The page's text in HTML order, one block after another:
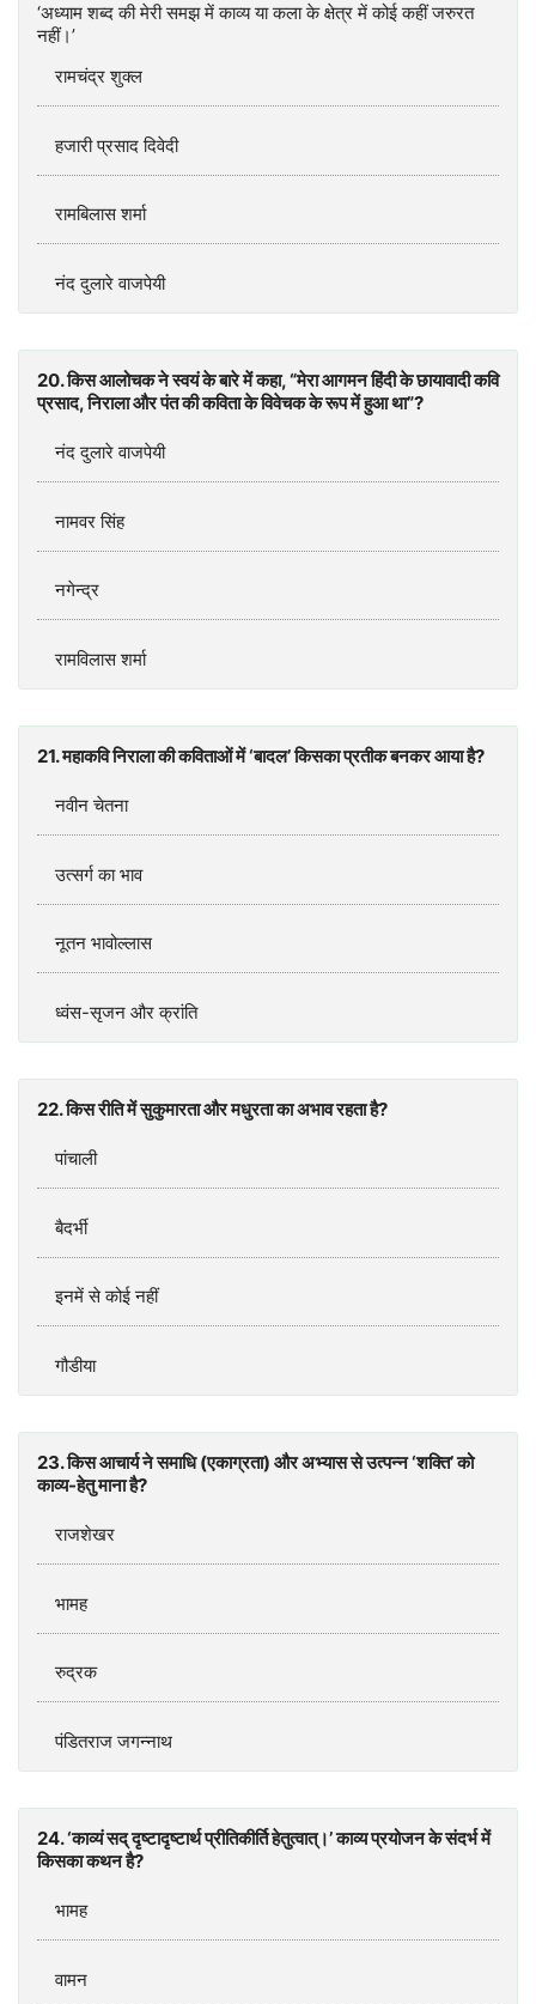
‘अध्याम शब्द की मेरी समझ में काव्य या कला के क्षेत्र में कोई कहीं जरुरत
नहीं।’
रामचंद्र शुक्ल
हजारी प्रसाद दिवेदी
रामबिलास शर्मा
नंद दुलारे वाजपेयी
20. किस आलोचक ने स्वयं के बारे में कहा, “मेरा आगमन हिंदी के छायावादी कवि
प्रसाद, निराला और पंत की कविता के विवेचक के रूप में हुआ था”?
नंद दुलारे वाजपेयी
नामवर सिंह
नगेन्द्र
रामविलास शर्मा
21. महाकवि निराला की कविताओं में ‘बादल’ किसका प्रतीक बनकर आया है?
नवीन चेतना
उत्सर्ग का भाव
नूतन भावोल्लास
ध्वंस-सृजन और क्रांति
22. किस रीति में सुकुमारता और मधुरता का अभाव रहता है?
पांचाली
बैदर्भी
इनमें से कोई नहीं
गौडीया
23. किस आचार्य ने समाधि (एकाग्रता) और अभ्यास से उत्पन्न ‘शक्ति’ को
काव्य-हेतु माना है?
राजशेखर
भामह
रुद्रक
पंडितराज जगन्नाथ
24. ‘काव्यं सद्‌ दृष्टादृष्टार्थ प्रीतिकीर्ति हेतुत्वात्‌।’ काव्य प्रयोजन के संदर्भ में
किसका कथन है?
भामह
वामन